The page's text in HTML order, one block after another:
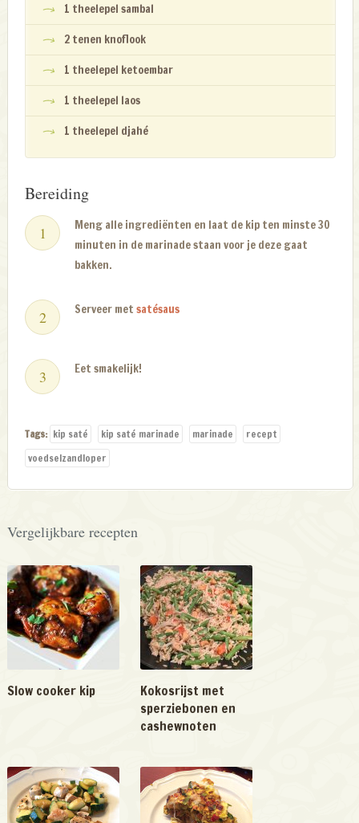
1 theelepel sambal
2 tenen knoflook
1 theelepel ketoembar
1 theelepel laos
1 theelepel djahé
Bereiding
Meng alle ingrediënten en laat de kip ten minste 30
minuten in de marinade staan voor je deze gaat
bakken.
Serveer metsatésaus
Eet smakelijk!
Tags: kip saté kip saté marinade marinade
recept
voedselzandloper
Vergelijkbare recepten
Slow cooker kip
Kokosrijst met
sperziebonen en
cashewnoten